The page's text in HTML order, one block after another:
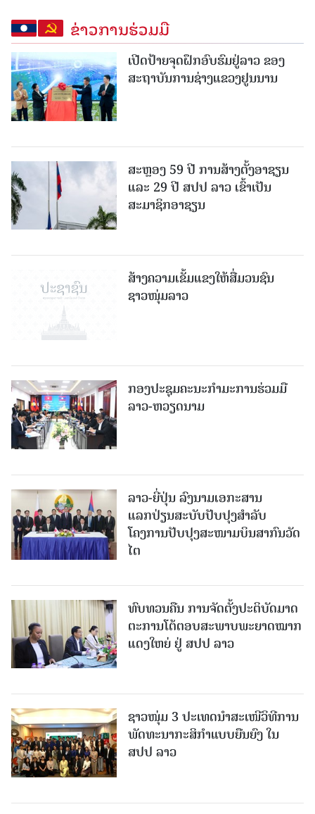
ຂ່າວການຮ່ວມມື
ເປີດປ້າຍຈຸດຝຶກອົບຮົມຢູ່ລາວ ຂອງ
ສະຖາບັນການຊ່າງແຂວງຢູນນານ
ສະຫຼອງ 59 ປີ ການສ້າງຕັ້ງອາຊຽນ
ແລະ 29 ປີ ສປປ ລາວ ເຂົ້າເປັນ
ສະມາຊິກອາຊຽນ
ສ້າງຄວາມເຂັ້ມແຂງໃຫ້ສື່ມວນຊົນ
ຊາວໜຸ່ມລາວ
ກອງປະຊຸມຄະນະກຳມະການຮ່ວມມື
ລາວ-ຫວຽດນາມ
ລາວ-ຍີ່ປຸ່ນ ລົງນາມເອກະສານ
ແລກປ່ຽນສະບັບປັບປຸງສໍາລັບ
ໂຄງການປັບປຸງສະໜາມບິນສາກົນວັດ
ໄຕ
ທົບທວນຄືນ ການຈັດຕັ້ງປະຕິບັດມາດ
ຕະການໂຕ້ຕອບສະພາບພະຍາດໝາກ
ແດງໃຫຍ່ ຢູ່ ສປປ ລາວ
ຊາວໜຸ່ມ 3 ປະເທດນຳສະເໜີວິທີການ
ພັດທະນາກະສິກຳແບບຍືນຍົງ ໃນ
ສປປ ລາວ